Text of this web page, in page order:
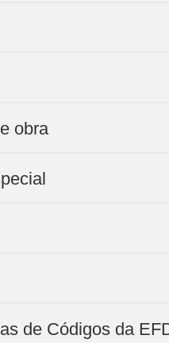
obra
de Códigos da